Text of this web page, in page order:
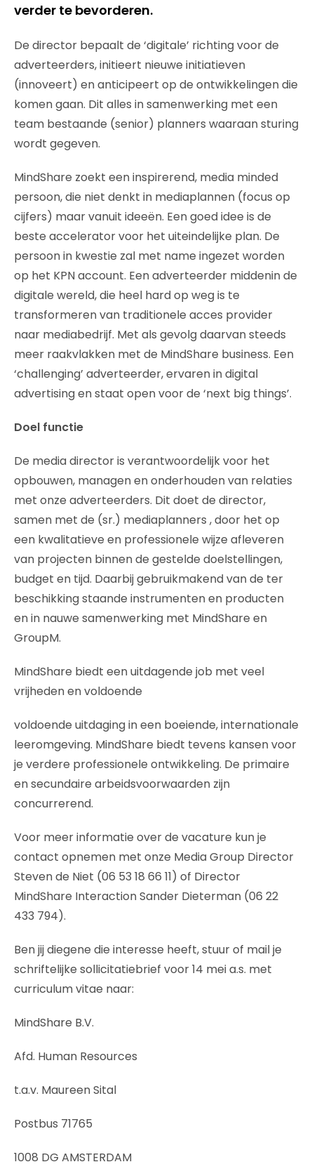
verder te bevorderen.
De director bepaalt de ‘digitale’ richting voor de
adverteerders, initieert nieuwe initiatieven
(innoveert) en anticipeert op de ontwikkelingen die
komen gaan. Dit alles in samenwerking met een
team bestaande (senior) planners waaraan sturing
wordt gegeven.
MindShare zoekt een inspirerend, media minded
persoon, die niet denkt in mediaplannen (focus op
cijfers) maar vanuit ideeën. Een goed idee is de
beste accelerator voor het uiteindelijke plan. De
persoon in kwestie zal met name ingezet worden
op het KPN account. Een adverteerder middenin de
digitale wereld, die heel hard op weg is te
transformeren van traditionele acces provider
naar mediabedrijf. Met als gevolg daarvan steeds
meer raakvlakken met de MindShare business. Een
‘challenging’ adverteerder, ervaren in digital
advertising en staat open voor de ‘next big things’.
Doel functie
De media director is verantwoordelijk voor het
opbouwen, managen en onderhouden van relaties
met onze adverteerders. Dit doet de director,
samen met de (sr.) mediaplanners , door het op
een kwalitatieve en professionele wijze afleveren
van projecten binnen de gestelde doelstellingen,
budget en tijd. Daarbij gebruikmakend van de ter
beschikking staande instrumenten en producten
en in nauwe samenwerking met MindShare en
GroupM.
MindShare biedt een uitdagende job met veel
vrijheden en voldoende
voldoende uitdaging in een boeiende, internationale
leeromgeving. MindShare biedt tevens kansen voor
je verdere professionele ontwikkeling. De primaire
en secundaire arbeidsvoorwaarden zijn
concurrerend.
Voor meer informatie over de vacature kun je
contact opnemen met onze Media Group Director
Steven de Niet (06 53 18 66 11) of Director
MindShare Interaction Sander Dieterman (06 22
433 794).
Ben jij diegene die interesse heeft, stuur of mail je
schriftelijke sollicitatiebrief voor 14 mei a.s. met
curriculum vitae naar:
MindShare B.V.
Afd. Human Resources
t.a.v. Maureen Sital
Postbus 71765
1008 DG AMSTERDAM